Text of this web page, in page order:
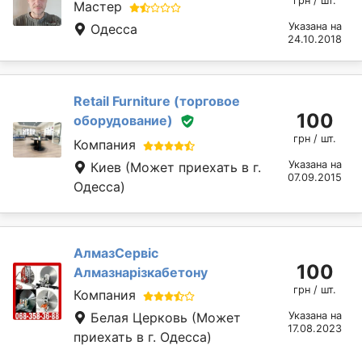
Мастер
Одесса
Указана на
24.10.2018
Retail Furniture (торговое
оборудование)
Компания
Киев (Может приехать в г.
Одесса)
100
грн / шт.
Указана на
07.09.2015
АлмазСервіс
Алмазнарізкабетону
Компания
Белая Церковь (Может
приехать в г. Одесса)
100
грн / шт.
Указана на
17.08.2023